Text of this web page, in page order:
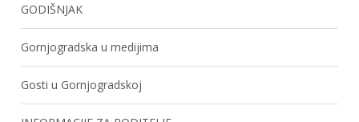
GODIŠNJAK
Gornjogradska u medijima
Gosti u Gornjogradskoj